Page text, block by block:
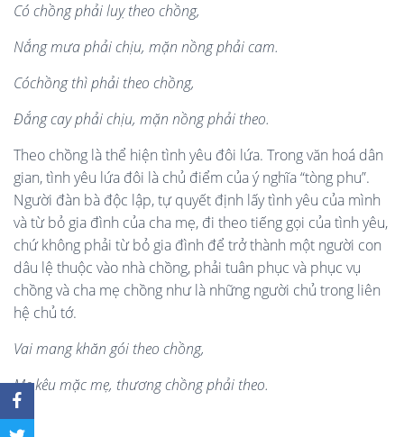
Có chồng phải luỵtheo chồng,
Nắng mưa phải chịu, mặn nồng phải cam.
Cóchồng thìphải theo chồng,
Đắng cay phải chịu, mặn nồng phải theo.
Theo chồng là thể hiện tình yêu đôi lứa. Trong văn hoá dân
gian, tình yêu lứa đôi là chủ điểm của ý nghĩa “tòng phu”.
Người đàn bà độc lập, tự quyết định lấy tình yêu của mình
và từ bỏ gia đình của cha mẹ, đi theo tiếng gọi của tình yêu,
chứ không phải từ bỏ gia đình để trở thành một người con
dâu lệ thuộc vào nhà chồng, phải tuân phục và phục vụ
chồng và cha mẹ chồng như là những người chủ trong liên
hệ chủ tớ.
Vai mang khăn gói theo chồng,
Mẹkêu mặc mẹ, thương chồng phải theo.